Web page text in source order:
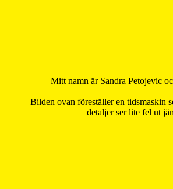
Mitt namn är Sandra Petojevic
Bilden ovan föreställer en tidsmaskin
detaljer ser lite fel ut